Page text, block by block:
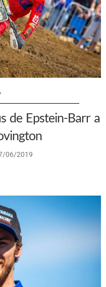
de Epstein-Barr a
06/2019